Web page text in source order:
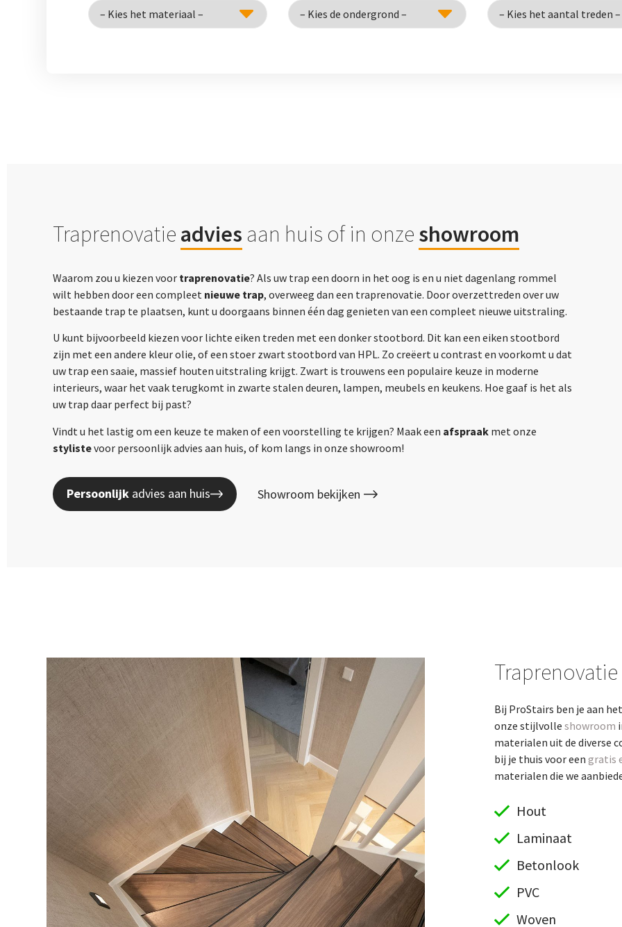
Traprenovatie advies aan huis of in onze showroom
Waarom zou u kiezen voor traprenovatie? Als uw trap een doorn in het oog is en u niet dagenlang rommel
wilt hebben door een compleet nieuwe trap, overweeg dan een traprenovatie. Door overzettreden over uw
bestaande trap te plaatsen, kunt u doorgaans binnen één dag genieten van een compleet nieuwe uitstraling.
U kunt bijvoorbeeld kiezen voor lichte eiken treden met een donker stootbord. Dit kan een eiken stootbord
zijn met een andere kleur olie, of een stoer zwart stootbord van HPL. Zo creëert u contrast en voorkomt u dat
uw trap een saaie, massief houten uitstraling krijgt. Zwart is trouwens een populaire keuze in moderne
interieurs, waar het vaak terugkomt in zwarte stalen deuren, lampen, meubels en keukens. Hoe gaaf is het als
uw trap daar perfect bij past?
Vindt u het lastig om een keuze te maken of een voorstelling te krijgen? Maak een afspraak met onze
stylistevoor persoonlijk advies aan huis, of kom langs in onze showroom!
Persoonlijk advies aan huis Showroom bekijken
Traprenovatie
Bij ProStairs ben je aan
onze stijlvolle showroom
materialen uit de diverse
bij je thuis voor een gratis
materialen die we
Hout
Laminaat
Betonlook
PVC
Woven